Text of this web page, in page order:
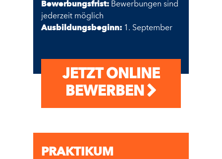
Bewerbungsfrist: Bewerbungen sind
jederzeit möglich
Ausbildungsbeginn: 1. September
JETZT ONLINE
BEWERBEN
PRAKTIKUM